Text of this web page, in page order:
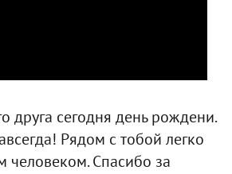
друга сегодня день рождени.
Рядом с тобой легко
человеком. Спасибо за